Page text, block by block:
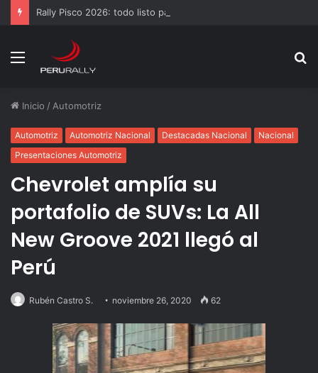
Rally Pisco 2026: todo listo para la gran final del RallyACP
Menú
Inicio / Automotriz
Automotriz Automotriz Nacional Destacadas Nacional
Nacional
Presentaciones Automotriz
Chevrolet amplía su
portafolio de SUVs: La All
New Groove 2021 llegó al
Perú
Rubén Castro S. noviembre 26, 2020 62